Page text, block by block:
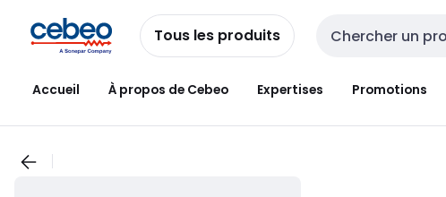
navigationau
contenu
Tous les produits Entrée de recherche
Accueil À propos de Cebeo Expertises Promotions